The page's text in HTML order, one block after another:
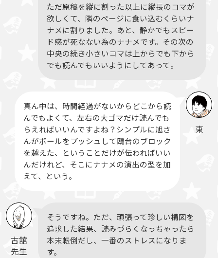
ただ原稿を縦に割った以上に縦長のコマが
欲しくて、隣のページに食い込むくらいナ
ナメに割りました。あと、静かでもスピー
ド感が死なない為のナナメです。その次の
中央の続き小さいコマは上からでも下から
でも読んでもいいようにしてあって。
東
真ん中は、時間経過がないからどこから読
んでもよくて、左右の大ゴマだけ読んでも
らえればいいんですよね？シンプルに旭さ
んがボールをプッシュして鴎台のブロック
を越えた、ということだけが伝わればいい
んだけれど、そこにナナメの演出の型を加
えて、という。
古舘
先生
そうですね。ただ、頑張って珍しい構図を
追求した結果、読みづらくなっちゃったら
本末転倒だし、一番のストレスになりま
す。